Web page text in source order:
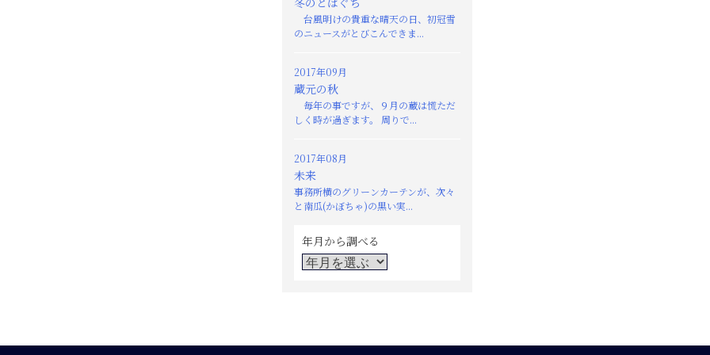
台風明けの貴重な晴天の日、初冠雪
のニュースがとびこんできま...
2017年09月
蔵元の秋
毎年の事ですが、９月の蔵は慌ただ
しく時が過ぎます。 周りで...
2017年08月
未来
事務所横のグリーンカーテンが、次々
と南瓜(かぼちゃ)の黒い実...
年月から調べる